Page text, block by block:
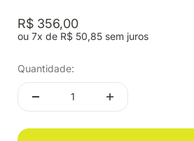
Preço promocional
R$ 356,00
ou 7x de R$ 50,85 sem juros
Quantidade: